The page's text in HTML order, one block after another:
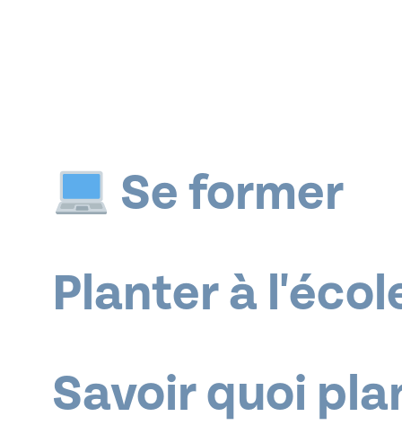
la
Se former
Planter à
Savoir quoi